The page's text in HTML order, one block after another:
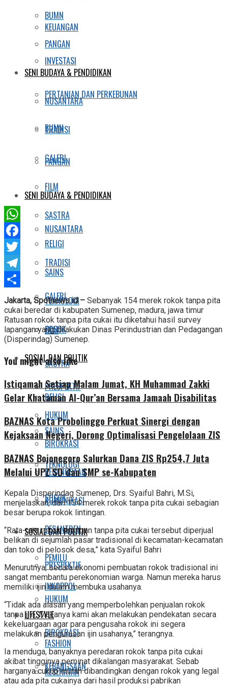
BUMN
PANGAN
SENI BUDAYA & PENDIDIKAN
NUSANTARA
TRADISI
GALERI
FILM
SASTRA
RELIGI
SAINS
TEKNOLOGI
SOSOK
SOSIAL DAN POLITIK
PRESPEKTIF
HUKUM
BIROKRASI
KEBANGSAAN
KOMUNIKASI
PESANTREN
PEMILU
INKOPPOL
LIFESTYLE
FASHION
KESEHATAN
KEUANGAN
INVESTASI
PERTANIAN DAN PERKEBUNAN
BUMN
PANGAN
SENI BUDAYA & PENDIDIKAN
NUSANTARA
TRADISI
GALERI
FILM
SASTRA
RELIGI
SAINS
TEKNOLOGI
SOSOK
SOSIAL DAN POLITIK
PRESPEKTIF
HUKUM
BIROKRASI
KEBANGSAAN
WhatsApp
Facebook
Twitter
Telegram
Share
Jakarta, Spotnews.id – Sebanyak 154 merek rokok tanpa pita
cukai beredar di kabupaten Sumenep, madura, jawa timur
Ratusan rokok tanpa pita cukai itu diketahui hasil survey
lapangan yang dilakukan Dinas Perindustrian dan Pedagangan
(Disperindag) Sumenep.
You might also like
Istiqamah Setiap Malam Jumat, KH Muhammad Zakki
Gelar Khataman Al-Qur’an Bersama Jamaah Disabilitas
BAZNAS Kota Probolinggo Perkuat Sinergi dengan
Kejaksaan Negeri, Dorong Optimalisasi Pengelolaan ZIS
BAZNAS Bojonegoro Salurkan Dana ZIS Rp254,7 Juta
Melalui UPZ SD dan SMP se-Kabupaten
Kepala Disperindag Sumenep, Drs. Syaiful Bahri, M.Si,
menjelaskan, dari 154 merek rokok tanpa pita cukai sebagian
besar berupa rokok lintingan.
“Rata-rata rokok lintingan tanpa pita cukai tersebut diperjual
belikan di sejumlah pasar tradisional di kecamatan-kecamatan
dan toko di pelosok desa,” kata Syaiful Bahri
Menurutnya, secara ekonomi pembuatan rokok tradisional ini
sangat membantu perekonomian warga. Namun mereka harus
memiliki ijin dalam membuka usahanya.
“Tidak ada alasan yang memperbolehkan penjualan rokok
tanpa ijin. Makanya kami akan melakukan pendekatan secara
kekeluargaan agar para pengusaha rokok ini segera
melakukan pengurusan ijin usahanya,” terangnya.
Ia menduga, banyaknya peredaran rokok tanpa pita cukai
akibat tingginya peminat dikalangan masyarakat. Sebab
harganya cukup murah dibandingkan dengan rokok yang legal
atau ada pita cukainya dari hasil produksi pabrikan